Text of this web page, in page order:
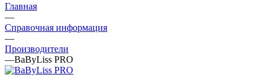
Главная
—
Справочная информация
—
Производители
—BaByLiss PRO